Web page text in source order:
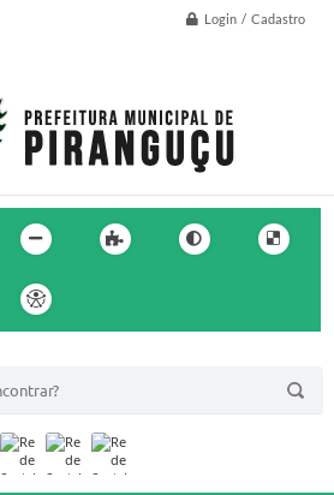
Login / Cadastro